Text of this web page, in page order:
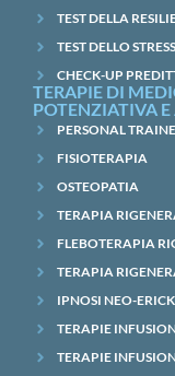
TEST DELLA
TEST DELLO
CHECK-UP
TERAPIE DI
POTENZIATIVA
PERSONAL
FISIOTERAPIA
OSTEOPATIA
TERAPIA
FLEBOTERAPIA
TERAPIA
IPNOSI NEO-
TERAPIE
TERAPIE